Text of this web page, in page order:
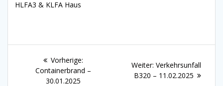
HLFA3 & KLFA Haus
Beitragsnavigation
Vorherige:Vorheriger
Beitrag:
Containerbrand –
30.01.2025
Weiter: Nächster
Beitrag:
Verkehrsunfall
B320 – 11.02.2025